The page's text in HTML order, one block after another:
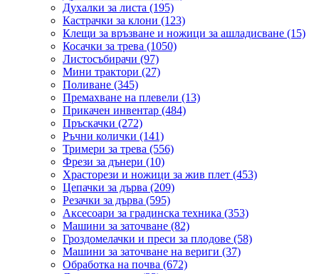
Духалки за листа (195)
Кастрачки за клони (123)
Клещи за връзване и ножици за ашладисване (15)
Косачки за трева (1050)
Листосъбирачи (97)
Мини трактори (27)
Поливане (345)
Премахване на плевели (13)
Прикачен инвентар (484)
Пръскачки (272)
Ръчни колички (141)
Тримери за трева (556)
Фрези за дънери (10)
Храсторези и ножици за жив плет (453)
Цепачки за дърва (209)
Резачки за дърва (595)
Аксесоари за градинска техника (353)
Машини за заточване (82)
Гроздомелачки и преси за плодове (58)
Машини за заточване на вериги (37)
Обработка на почва (672)